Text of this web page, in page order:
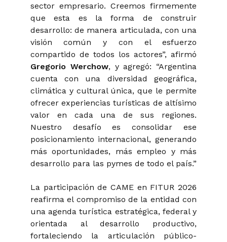
sector empresario. Creemos firmemente
que esta es la forma de construir
desarrollo: de manera articulada, con una
visión común y con el esfuerzo
compartido de todos los actores”,afirmó
Gregorio Werchow, y agregó: “Argentina
cuenta con una diversidad geográfica,
climática y cultural única, que le permite
ofrecer experiencias turísticas de altísimo
valor en cada una de sus regiones.
Nuestro desafío es consolidar ese
posicionamiento internacional, generando
más oportunidades, más empleo y más
desarrollo para las pymes de todo el país.”
La participación de CAME en FITUR 2026
reafirma el compromiso de la entidad con
una agenda turística estratégica, federal y
orientada al desarrollo productivo,
fortaleciendo la articulación público-